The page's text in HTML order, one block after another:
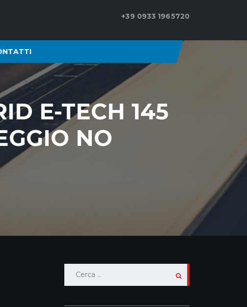
+39 0933 1965720
E-TECH 145
NO
per: